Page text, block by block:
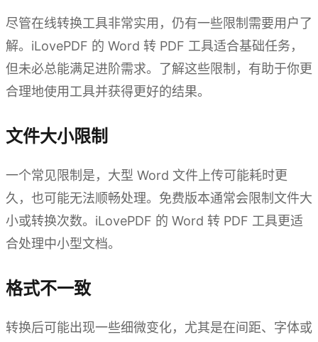
尽管在线转换工具非常实用，仍有一些限制需要用户了
解。iLovePDF 的 Word 转 PDF 工具适合基础任务，
但未必总能满足进阶需求。了解这些限制，有助于你更
合理地使用工具并获得更好的结果。
文件大小限制
一个常见限制是，大型 Word 文件上传可能耗时更
久，也可能无法顺畅处理。免费版本通常会限制文件大
小或转换次数。iLovePDF 的 Word 转 PDF 工具更适
合处理中小型文档。
格式不一致
转换后可能出现一些细微变化，尤其是在间距、字体或